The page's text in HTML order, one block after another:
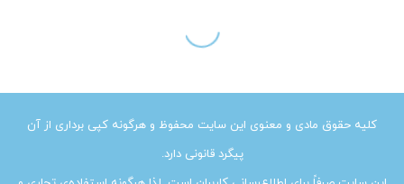
کلیه حقوق مادی و معنوی این سایت محفوظ و هرگونه کپی برداری از آن
پیگرد قانونی دارد.